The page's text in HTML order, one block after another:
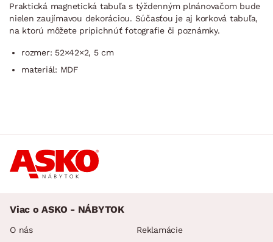
Praktická magnetická tabuľa s týždenným plnánovačom bude
nielen zaujímavou dekoráciou. Súčasťou je aj korková tabuľa,
na ktorú môžete pripichnúť fotografie či poznámky.
rozmer: 52×42×2, 5 cm
materiál: MDF
Viac o ASKO - NÁBYTOK
O nás Reklamácie